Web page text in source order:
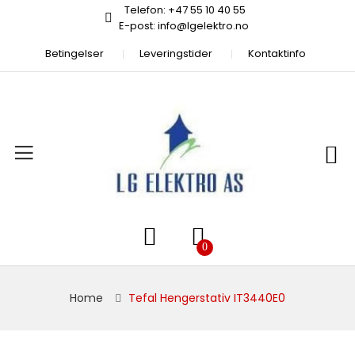
Telefon: +47 55 10 40 55
E-post: info@lgelektro.no
Betingelser
Leveringstider Kontaktinfo
Home Tefal Hengerstativ IT3440E0